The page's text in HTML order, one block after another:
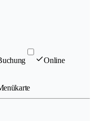
Online